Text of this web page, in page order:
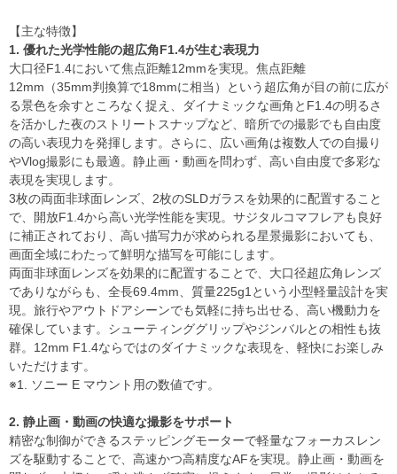
【主な特徴】
1. 優れた光学性能の超広角F1.4が生む表現力
大口径F1.4において焦点距離12mmを実現。焦点距離
12mm（35mm判換算で18mmに相当）という超広角が目の前に広が
る景色を余すところなく捉え、ダイナミックな画角とF1.4の明るさ
を活かした夜のストリートスナップなど、暗所での撮影でも自由度
の高い表現力を発揮します。さらに、広い画角は複数人での自撮り
やVlog撮影にも最適。静止画・動画を問わず、高い自由度で多彩な
表現を実現します。
3枚の両面非球面レンズ、2枚のSLDガラスを効果的に配置すること
で、開放F1.4から高い光学性能を実現。サジタルコマフレアも良好
に補正されており、高い描写力が求められる星景撮影においても、
画面全域にわたって鮮明な描写を可能にします。
両面非球面レンズを効果的に配置することで、大口径超広角レンズ
でありながらも、全長69.4mm、質量225g1という小型軽量設計を実
現。旅行やアウトドアシーンでも気軽に持ち出せる、高い機動力を
確保しています。シューティンググリップやジンバルとの相性も抜
群。12mm F1.4ならではのダイナミックな表現を、軽快にお楽しみ
いただけます。
※1. ソニー E マウント用の数値です。
2. 静止画・動画の快適な撮影をサポート
精密な制御ができるステッピングモーターで軽量なフォーカスレン
ズを駆動することで、高速かつ高精度なAFを実現。静止画・動画を